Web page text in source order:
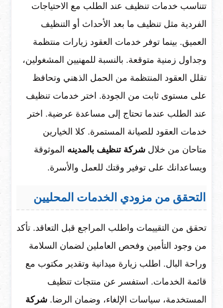
تتناسب خدمات تنظيف عند الطلب مع الاحتياجات
الفردية مثل تنظيف ما بعد الأحداث أو التنظيف
العميق. بينما توفر خدمات العقود زيارات منتظمة
وجداول زمنية متوقعة. بالنسبة للمهنيين المشغولين،
تقلل العقود المنتظمة من الحمل الذهني وتحافظ
على مستوى ثابت من الجودة. اختر خدمات تنظيف
عند الطلب عندما تحتاج إلى مساعدة عرضية. اختر
خدمات العقود للصيانة المستمرة. كلا الخيارين
متاحان من خلال شركة تنظيف بالمدينه الموثوقة
ويساعدانك على توفير وقتك للعمل والأسرة.
التحقق من مزودي الخدمات المحليين
تحقق من التقييمات واطلب المراجع قبل التعاقد. تأكد
من وجود التأمين وفحص العاملين لضمان السلامة
وراحة البال. اطلب زيارة ميدانية وتقدير مكتوب مع
قائمة الخدمات. استفسر عن منتجات تنظيف
المستخدمة، سياسات الإلغاء، وضمان الرضا. شركة